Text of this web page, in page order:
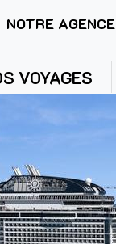
NOTRE AGENCE
VOYAGES